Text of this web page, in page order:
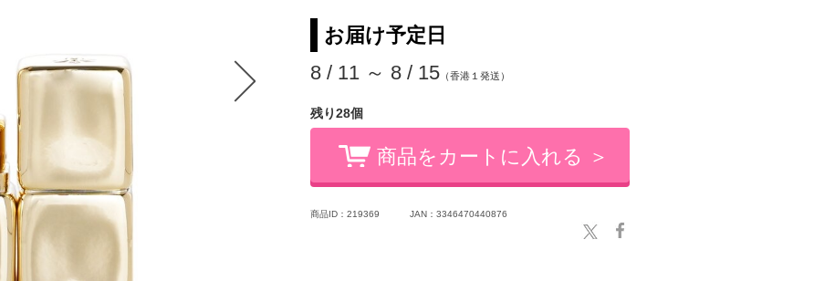
お届け予定日
8 / 11 ～ 8 / 15 （香港１発送）
残り28個
商品をカートに入れる ＞
商品ID：219369 JAN：3346470440876